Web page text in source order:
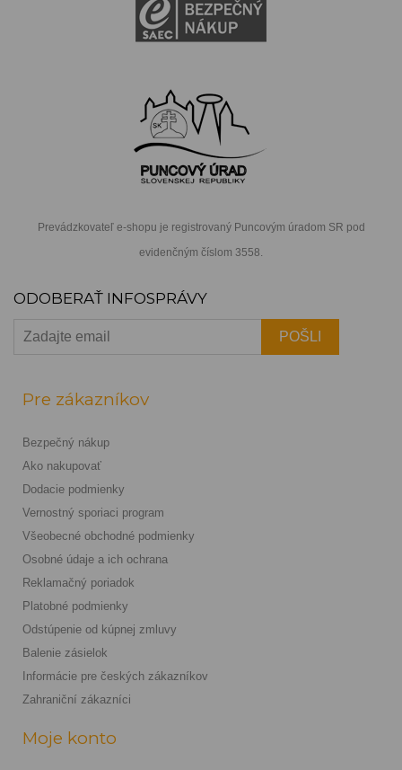
Prevádzkovateľ e-shopu je registrovaný Puncovým úradom SR pod
evidenčným číslom 3558.
ODOBERAŤ INFOSPRÁVY
Pre zákazníkov
Bezpečný nákup
Ako nakupovať
Dodacie podmienky
Vernostný sporiaci program
Všeobecné obchodné podmienky
Osobné údaje a ich ochrana
Reklamačný poriadok
Platobné podmienky
Odstúpenie od kúpnej zmluvy
Balenie zásielok
Informácie pre českých zákazníkov
Zahraniční zákazníci
Moje konto